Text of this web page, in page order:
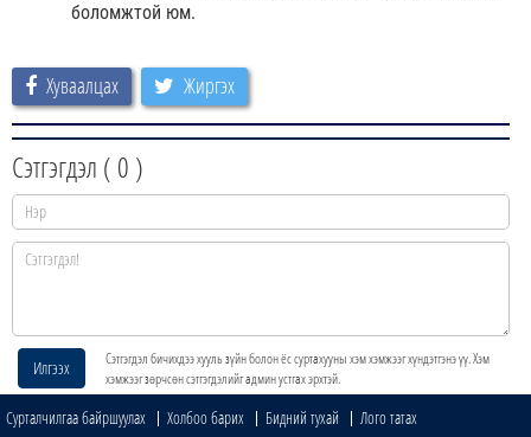
боломжтой юм.
Хуваалцах Жиргэх
Сэтгэгдэл ( 0 )
Илгээх
Сэтгэгдэл бичихдээ хууль зүйн болон ёс суртахууны хэм хэмжээг хүндэтгэнэ үү. Хэм
хэмжээг зөрчсөн сэтгэгдэлийг админ устгах эрхтэй.
Сурталчилгаа байршуулах Холбоо барих Бидний тухай
Лого татах